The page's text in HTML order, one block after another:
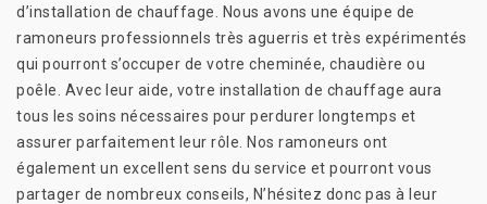
d’installation de chauffage. Nous avons une équipe de
ramoneurs professionnels très aguerris et très expérimentés
qui pourront s’occuper de votre cheminée, chaudière ou
poêle. Avec leur aide, votre installation de chauffage aura
tous les soins nécessaires pour perdurer longtemps et
assurer parfaitement leur rôle. Nos ramoneurs ont
également un excellent sens du service et pourront vous
partager de nombreux conseils, N’hésitez donc pas à leur